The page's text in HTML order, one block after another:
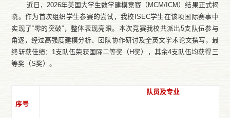
近日，2026年美国大学生数学建模竞赛（MCM/ICM）结果正式揭
晓。作为首次组织学生参赛的尝试，我校ISEC学生在该项国际赛事中
实现了“零的突破”，整体表现亮眼。本次竞赛我校共派出5支队伍参与
角逐，经过高强度建模分析、团队协作研讨及全英文学术论文撰写，最
终斩获佳绩：1支队伍荣获国际二等奖（H奖），其余4支队伍均获得三
等奖（S奖）。
序号
队员及专业